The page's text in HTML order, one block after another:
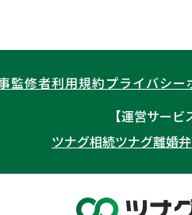
監修者利用規約プライバシー
【運営サービ
ツナグ相続ツナグ離婚